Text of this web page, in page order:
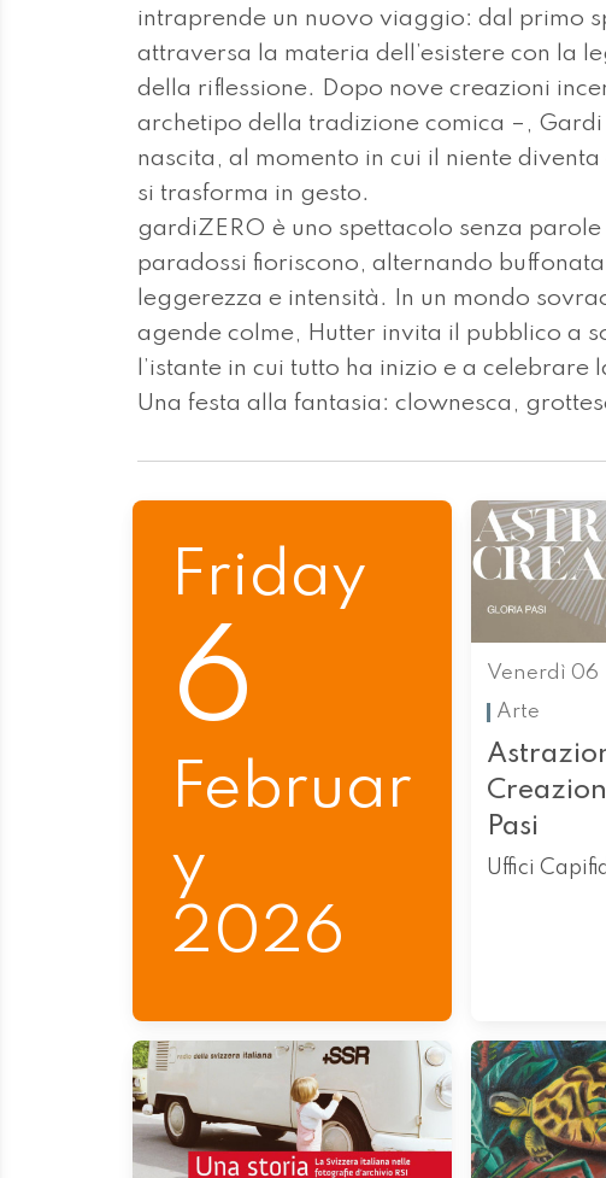
intraprende un nuovo viaggio: dal primo
attraversa la materia dell’esistere con la
della riflessione. Dopo nove creazioni
archetipo della tradizione comica –,
nascita, al momento in cui il niente
si trasforma in gesto.
gardiZERO è uno spettacolo senza
paradossi fioriscono, alternando
leggerezza e intensità. In un mondo
agende colme, Hutter invita il pubblico a
l’istante in cui tutto ha inizio e a
Una festa alla fantasia: clownesca,
Friday
6
Februar
y
2026
Venerdì 06
Arte
Pasi
Uffici